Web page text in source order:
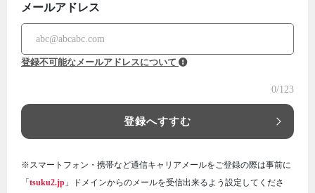
メールアドレス
登録不可能なメールアドレスについて
0/123
登録へすすむ
※スマートフォン・携帯など通信キャリアメールをご登録の際は事前に
「 tsuku2.jp 」ドメインからのメールを受信出来るよう設定してくださ